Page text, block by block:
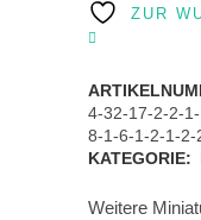
ZUR
4-32-17-2-2-
8-1-6-1-2-1-2-
KATEGORIE:
Weitere